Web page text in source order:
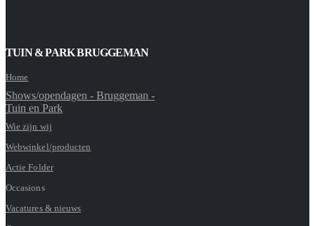
TUIN & PARK BRUGGEMAN
Home
Shows/opendagen - Bruggeman -
Tuin en Park
Wie zijn wij
Webwinkel/producten
Actie Folder
Occasions
Vacatures & nieuws